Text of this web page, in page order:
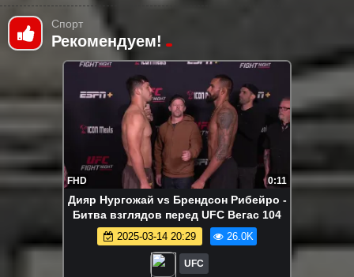
Спорт
Рекомендуем!
FHD 0:11
Дияр Нургожай vs Брендсон Рибейро -
Битва взглядов перед UFC Вегас 104
2025-03-14 20:29 26.0K
UFC